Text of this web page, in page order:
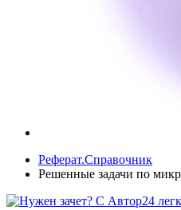
Реферат.Справочник
Решенные задачи по